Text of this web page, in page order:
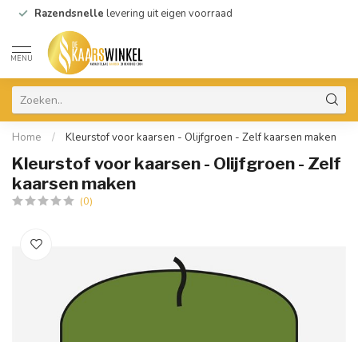
Razendsnelle levering uit eigen voorraad
MENU
Home / Kleurstof voor kaarsen - Olijfgroen - Zelf kaarsen maken
Kleurstof voor kaarsen - Olijfgroen - Zelf
kaarsen maken
(0)